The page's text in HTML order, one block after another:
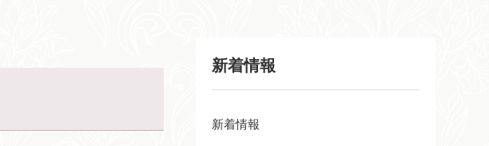
新着情報
新着情報